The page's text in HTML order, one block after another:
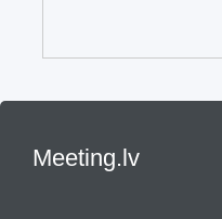
Meeting.lv